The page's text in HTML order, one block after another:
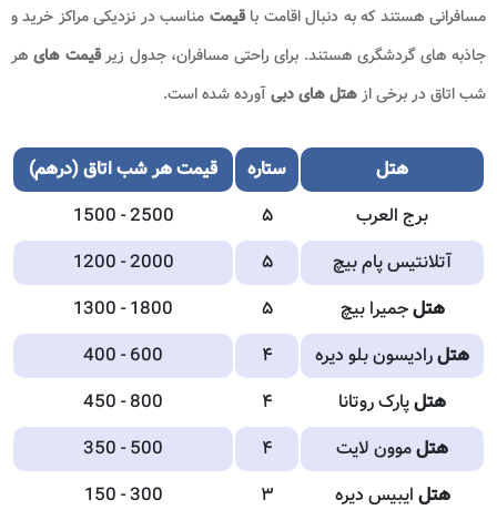
مسافرانی هستند که به دنبال اقامت باقیمت مناسب در نزدیکی مراکز خرید و
جاذبه های گردشگری هستند. برای راحتی مسافران، جدول زیرقیمت هایهر
شب اتاق در برخی ازهتل هایدبیآورده شده است.
هتل ستاره
قیمت هر شب اتاق (درهم)
برج العرب
۵
1500 - 2500
آتلانتیس پام بیچ
۵
1200 - 2000
هتلجمیرا بیچ ۵
1300 - 1800
هتلرادیسون بلو دیره ۴
400 - 600
هتلپارک روتانا ۴
450 - 800
هتلموون لایت ۴
350 - 500
هتل ایبیس دیره ۳
150 - 300